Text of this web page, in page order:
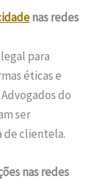
nas redes
para
éticas e
do
ser
de clientela.
nas redes